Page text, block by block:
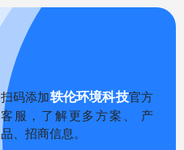
扫码添加轶伦环境科技官方
客服，了解更多方案、 产
品、招商信息。